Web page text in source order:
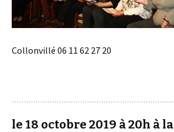
Collonvillé 06 11 62 27 20
le 18 octobre 2019 à 20h à la